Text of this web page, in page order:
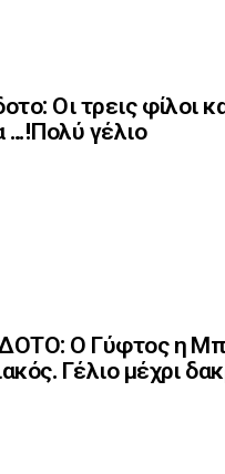
Οι τρεις φίλοι
…!Πολύ γέλιο
Ο Γύφτος η
Γέλιο μέχρι